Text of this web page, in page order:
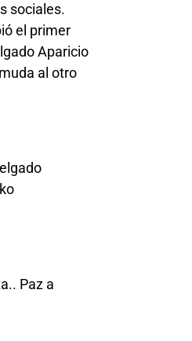
sociales.
el primer
Aparicio
al otro
Paz a